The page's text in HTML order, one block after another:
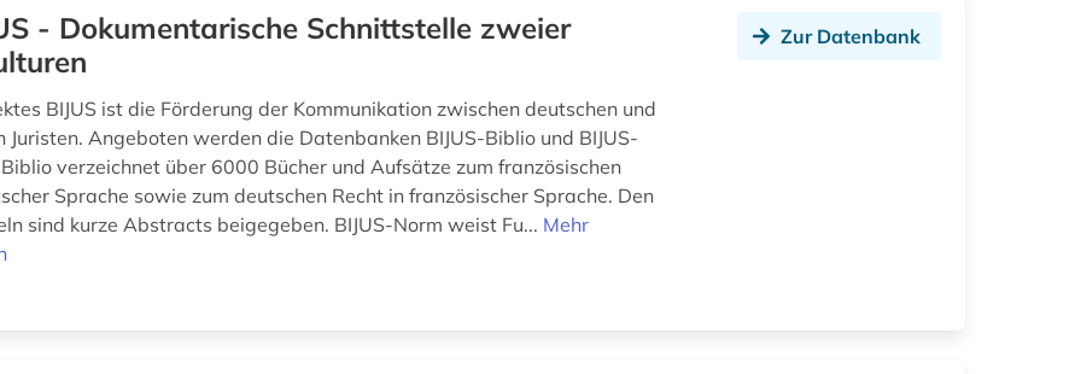
- Dokumentarische Schnittstelle zweier
BIJUS ist die Förderung der Kommunikation zwischen deutschen und
Juristen. Angeboten werden die Datenbanken BIJUS-Biblio und BIJUS-
Biblio verzeichnet über 6000 Bücher und Aufsätze zum französischen
Sprache sowie zum deutschen Recht in französischer Sprache. Den
sind kurze Abstracts beigegeben. BIJUS-Norm weist Fu... Mehr
Zur Datenbank